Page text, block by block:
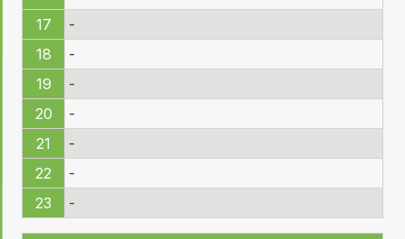
17
-
18
-
19
-
20
-
21
-
22
-
23
-